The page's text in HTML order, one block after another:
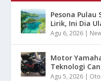
Pesona Pulau
Lirik, Ini Dia
Agu 6, 2026 |
Motor
Teknologi
Agu 5, 2026 |